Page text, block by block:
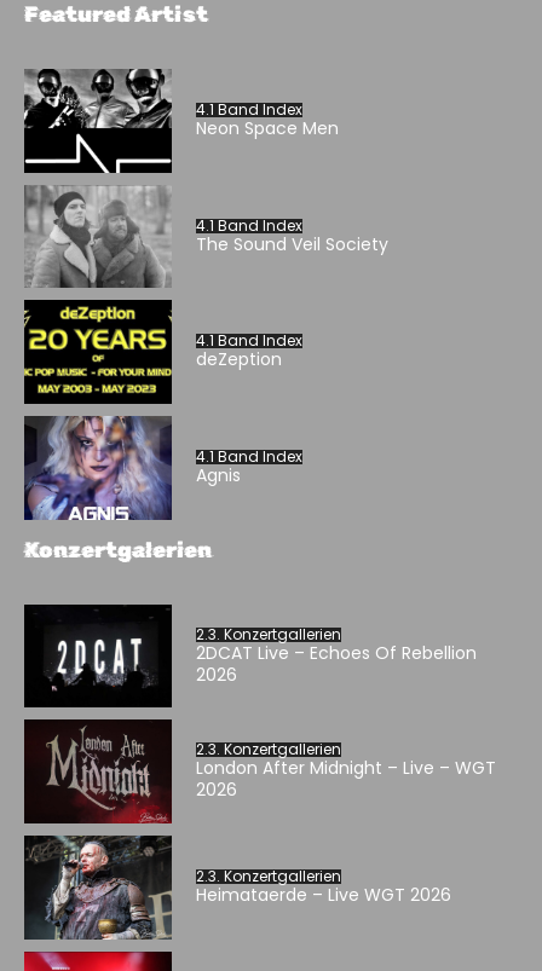
Featured Artist
4.1 Band Index
Neon Space Men
4.1 Band Index
The Sound Veil Society
4.1 Band Index
deZeption
4.1 Band Index
Agnis
Konzertgalerien
2.3. Konzertgallerien
2DCAT Live – Echoes Of Rebellion
2026
2.3. Konzertgallerien
London After Midnight – Live – WGT
2026
2.3. Konzertgallerien
Heimataerde – Live WGT 2026